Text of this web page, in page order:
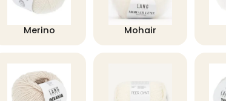
Merino Mohair